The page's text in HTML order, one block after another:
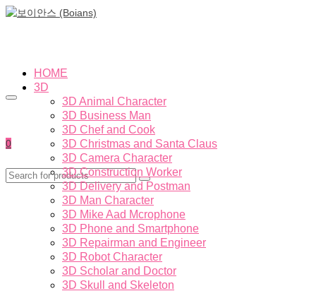
0
HOME
3D
3D Animal Character
3D Business Man
3D Chef and Cook
3D Christmas and Santa Claus
3D Camera Character
3D Construction Worker
3D Delivery and Postman
3D Man Character
3D Mike Aad Mcrophone
3D Phone and Smartphone
3D Repairman and Engineer
3D Robot Character
3D Scholar and Doctor
3D Skull and Skeleton